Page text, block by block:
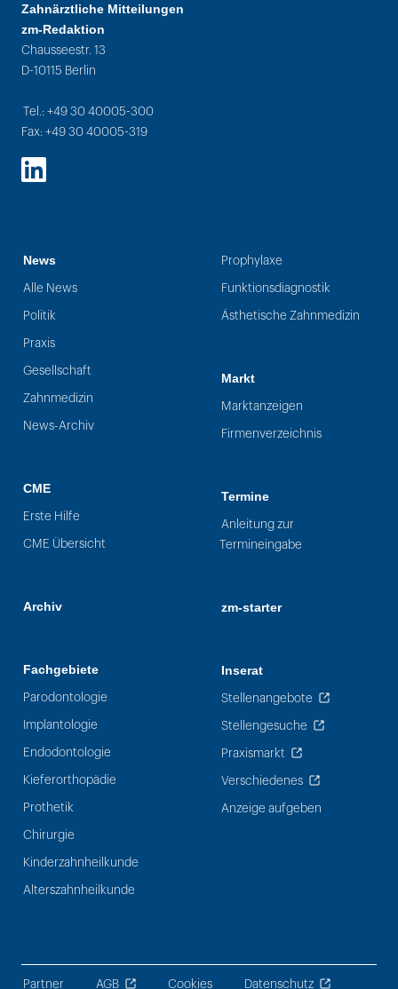
Zahnärztliche Mitteilungen
zm-Redaktion
Chausseestr. 13
D-10115 Berlin
Tel.: +49 30 40005-300
Fax: +49 30 40005-319
LinkedIn
News
Alle News
Politik
Praxis
Gesellschaft
Zahnmedizin
News-Archiv
CME
Erste Hilfe
CME Übersicht
Archiv
Fachgebiete
Parodontologie
Implantologie
Endodontologie
Kieferorthopädie
Prothetik
Chirurgie
Kinderzahnheilkunde
Alterszahnheilkunde
Prophylaxe
Funktionsdiagnostik
Ästhetische Zahnmedizin
Markt
Marktanzeigen
Firmenverzeichnis
Termine
Anleitung zur
Termineingabe
zm-starter
Inserat
Stellenangebote
Stellengesuche
Praxismarkt
Verschiedenes
Anzeige aufgeben
Partner AGB Cookies Datenschutz